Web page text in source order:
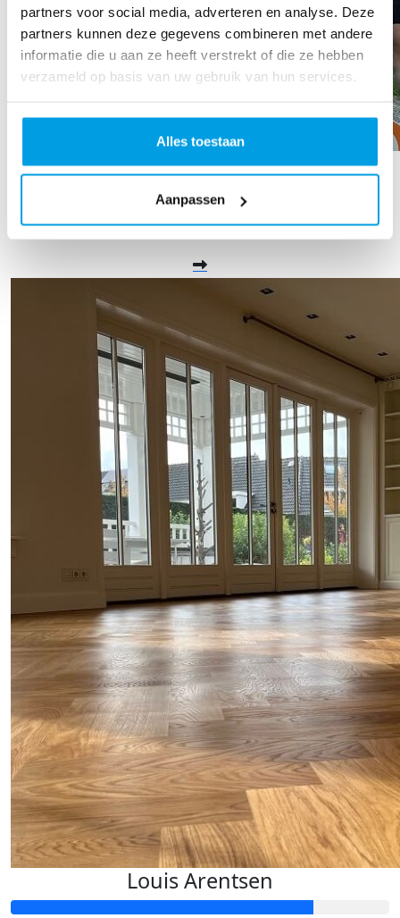
partners voor social media, adverteren en analyse. Deze
partners kunnen deze gegevens combineren met andere
informatie die u aan ze heeft verstrekt of die ze hebben
verzameld op basis van uw gebruik van hun services.
Alles toestaan
Aanpassen
Ton Rietveld
Raised so far
€1.200
Louis Arentsen